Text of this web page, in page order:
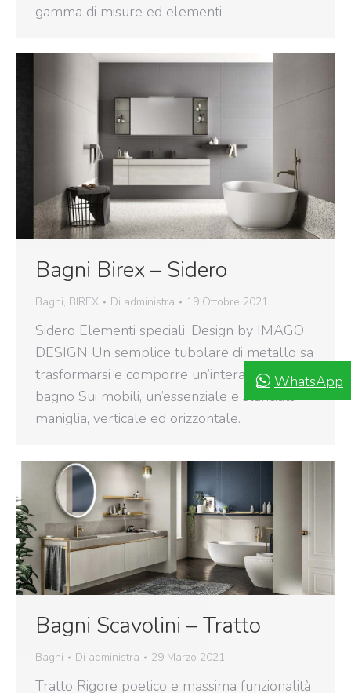
gamma di misure ed elementi.
Bagni Birex – Sidero
Bagni, BIREX Di administra 19 Ottobre 2021
Sidero Elementi speciali. Design by IMAGO
DESIGN Un semplice tubolare di metallo sa
trasformarsi e comporre un’intera collezione
bagno Sui mobili, un’essenziale e slanciata
maniglia, verticale ed orizzontale.
Bagni Scavolini – Tratto
Bagni Di administra 29 Marzo 2021
Tratto Rigore poetico e massima funzionalità
WhatsApp